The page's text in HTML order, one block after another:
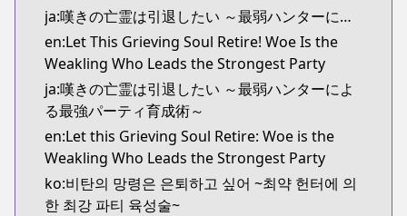
novelUpdates
novelUpdates
https://www.novelupdates.com/series/strange-
Book☆Walker
Book☆Walker
https://bookwalker.jp/series/223826/list
Official English
Official English
https://yenpress.com/series/let-this-grieving-
ja:嘆きの亡霊は引退したい ～最弱ハンターによる最強パーティ育成術～
en:Let This Grieving Soul Retire! Woe Is the
Weakling Who Leads the Strongest Party
ja:嘆きの亡霊は引退したい ～最弱ハンターによ
る最強パーティ育成術～
en:Let this Grieving Soul Retire: Woe is the
Weakling Who Leads the Strongest Party
ko:비탄의 망령은 은퇴하고 싶어 ~최약 헌터에 의
한 최강 파티 육성술~